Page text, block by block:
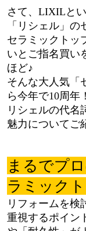
さて、LIXILと
「リシェル」の
セラミックトッ
いとご指名買い
ほど♪
そんな大人気「
ら今年で10周年！
リシェルの代名
魅力についてご
まるでプ
ラミック
リフォームを検
重視するポイン